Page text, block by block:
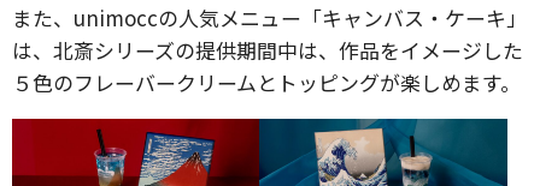
また、unimoccの人気メニュー「キャンバス・ケーキ」
は、北斎シリーズの提供期間中は、作品をイメージした
５色のフレーバークリームとトッピングが楽しめます。